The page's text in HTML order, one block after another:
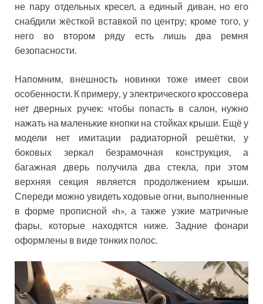
не пару отдельных кресел, а единый диван, но его
снабдили жёсткой вставкой по центру; кроме того, у
него во втором ряду есть лишь два ремня
безопасности.
Напомним, внешность новинки тоже имеет свои
особенности. К примеру, у электрического кроссовера
нет дверных ручек: чтобы попасть в салон, нужно
нажать на маленькие кнопки на стойках крыши. Ещё у
модели нет имитации радиаторной решётки, у
боковых зеркал безрамочная конструкция, а
багажная дверь получила два стекла, при этом
верхняя секция является продолжением крыши.
Спереди можно увидеть ходовые огни, выполненные
в форме прописной «h», а также узкие матричные
фары, которые находятся ниже. Задние фонари
оформлены в виде тонких полос.